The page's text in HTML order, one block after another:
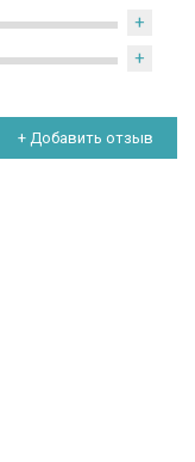
+
+
+ Добавить отзыв